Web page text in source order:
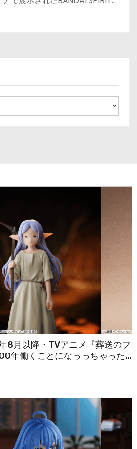
8月以降・TVアニメ『葬送のフ
年働くことになっっちゃった
化！